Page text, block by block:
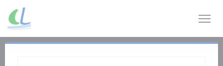
Πίνακας διαχείρισης "Μπισκότων" (Cookies)